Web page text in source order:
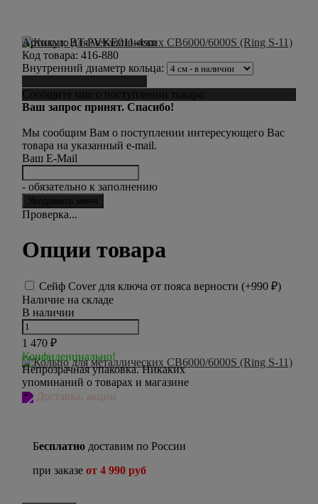
Артикул:BT-PVKE011-4sm
Код товара: 416-880
Внутренний диаметр кольца:
Сообщите мне о поступлении товара:
Ваш запрос принят. Спасибо!
Мы сообщим Вам о поступлении интересующего Вас
товара на указанный e-mail.
Ваш E-Mail
- обязательно к заполнению
Проверка...
Опции товара
Сейф Cover для ключа от пояса верности (+990 ₽)
Наличие на складе
В наличии
1 470 ₽
Конфиденциально!
Непрозрачная упаковка. Никаких
упоминаний о товарах и магазине
Доставка, акции
Бесплатно доставим по России
при заказе от 4 990 руб